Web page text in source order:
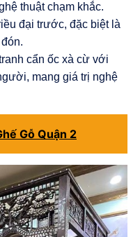
thuật chạm khắc.
đại trước, đặc biệt là
cẩn ốc xà cừ với
mang giá trị nghệ
Gỗ Quận 2